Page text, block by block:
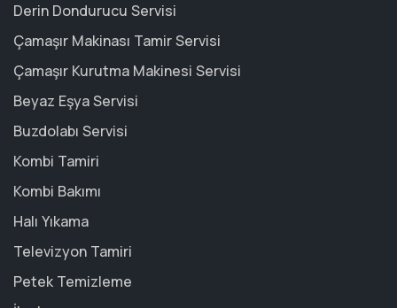
Derin Dondurucu Servisi
Çamaşır Makinası Tamir Servisi
Çamaşır Kurutma Makinesi Servisi
Beyaz Eşya Servisi
Buzdolabı Servisi
Kombi Tamiri
Kombi Bakımı
Halı Yıkama
Televizyon Tamiri
Petek Temizleme